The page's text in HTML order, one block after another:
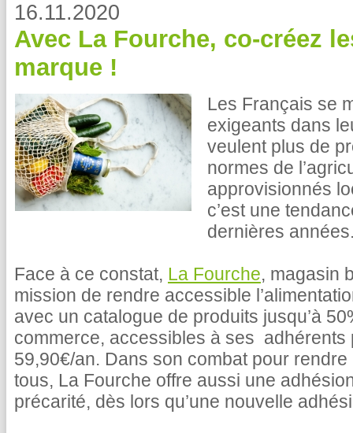
16.11.2020
Avec La Fourche, co-créez
marque !
Les Français se
exigeants dans
veulent plus de
normes de
approvisionnés
c’est une
dernières
Face à ce constat, La Fourche, magasin
mission de rendre accessible
avec un catalogue de produits jusqu’à
commerce, accessibles à ses adhérents
59,90€/an. Dans son combat pour
tous, La Fourche offre aussi une
précarité, dès lors qu’une nouvelle